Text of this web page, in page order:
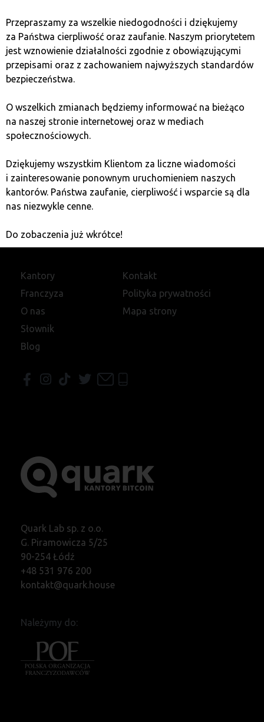
Wyrażam zgodę na przetwarzanie moich danych przez Quark
Lab Sp. z o.o. oraz spółki powiązane w celach marketingowych.
ZAPISZ SIĘ
Kantory
Franczyza
O nas
Słownik
Blog
Kontakt
Polityka prywatności
Mapa strony
Quark Lab sp. z o.o.
G. Piramowicza 5/25
90-254 Łódź
+48 531 976 200
kontakt@quark.house
Należymy do:
Przepraszamy za wszelkie niedogodności i dziękujemy
za Państwa cierpliwość oraz zaufanie. Naszym priorytetem
jest wznowienie działalności zgodnie z obowiązującymi
przepisami oraz z zachowaniem najwyższych standardów
bezpieczeństwa.
O wszelkich zmianach będziemy informować na bieżąco
na naszej stronie internetowej oraz w mediach
społecznościowych.
Dziękujemy wszystkim Klientom za liczne wiadomości
i zainteresowanie ponownym uruchomieniem naszych
kantorów. Państwa zaufanie, cierpliwość i wsparcie są dla
nas niezwykle cenne.
Do zobaczenia już wkrótce!